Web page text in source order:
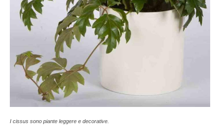
I cissus sono piante leggere e decorative.